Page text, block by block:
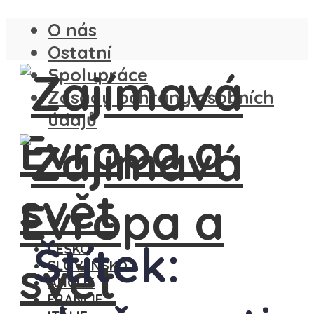
O nás
Ostatní
Spolupráce
Zásady ochrany osobních
údajů
ČESKO
SLOVENSKO
ANGLIE
FRANCIE
Štítek: